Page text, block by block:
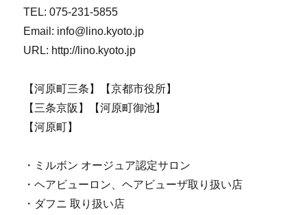
TEL: 075-231-5855
Email: info@lino.kyoto.jp
URL: http://lino.kyoto.jp
【河原町三条】【京都市役所】
【三条京阪】【河原町御池】
【河原町】
・ミルボン オージュア認定サロン
・ヘアビューロン、ヘアビューザ取り扱い店
・ダフニ 取り扱い店